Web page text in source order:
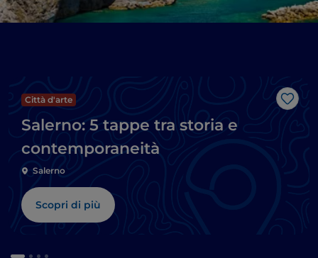
Like
Città d'arte
Salerno: 5 tappe tra storia e
contemporaneità
Salerno
Scopri di più